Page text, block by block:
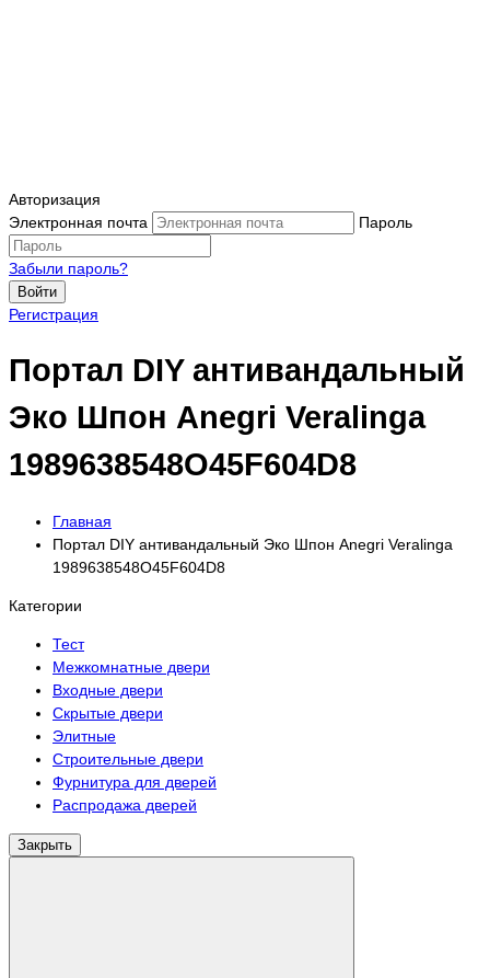
Авторизация
Электронная почта
Пароль
Забыли пароль?
Войти
Регистрация
Портал DIY антивандальный
Эко Шпон Anegri Veralinga
1989638548O45F604D8
Главная
Портал DIY антивандальный Эко Шпон Anegri Veralinga
1989638548O45F604D8
Категории
Тест
Межкомнатные двери
Входные двери
Скрытые двери
Элитные
Строительные двери
Фурнитура для дверей
Распродажа дверей
Закрыть